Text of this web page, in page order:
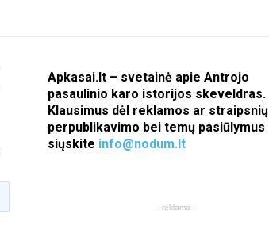
Apkasai.lt – svetainė apie Antrojo
pasaulinio karo istorijos skeveldras.
Klausimus dėl reklamos ar straipsnių
perpublikavimo bei temų pasiūlymus
siųskite info@nodum.lt
- reklama -